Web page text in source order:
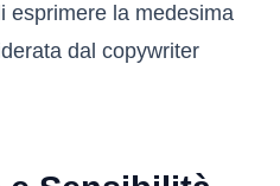
esprimere la medesima
dal copywriter